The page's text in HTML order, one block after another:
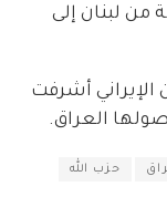
من لبنان إلى
الإيراني أشرفت
العراق.
حزب الله